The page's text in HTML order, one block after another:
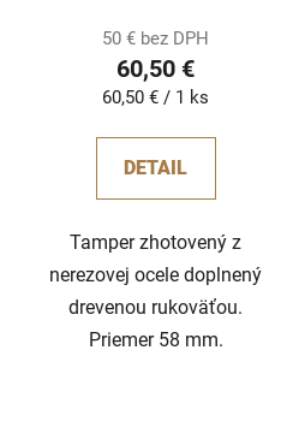
50 € bez DPH
60,50 €
Jednotková
60,50 € / 1 ks
DETAIL
Tamper zhotovený z
nerezovej ocele doplnený
drevenou rukoväťou.
Priemer 58 mm.